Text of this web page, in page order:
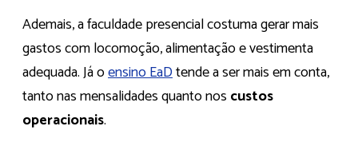
Ademais, a faculdade presencial costuma gerar mais
gastos com locomoção, alimentação e vestimenta
adequada. Já oensino EaDtende a ser mais em conta,
tanto nas mensalidades quanto nos custos
operacionais.